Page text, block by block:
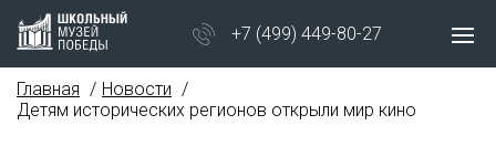
+7 (499) 449-80-27
Главная
Новости
Детям исторических регионов открыли мир кино